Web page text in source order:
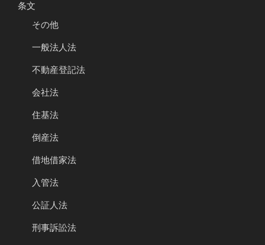
条文
その他
一般法人法
不動産登記法
会社法
住基法
倒産法
借地借家法
入管法
公証人法
刑事訴訟法